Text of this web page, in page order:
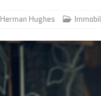
Herman Hughes